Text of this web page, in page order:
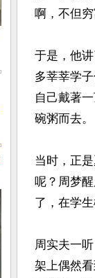
啊，不但
于是，他
多莘莘学
自己戴著
碗粥而去。
当时，正
呢？周梦
了，在学
周实夫一
架上偶然